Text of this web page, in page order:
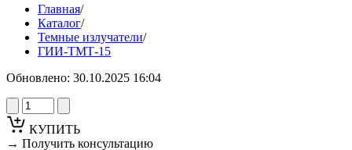
Главная/
Каталог/
Темные излучатели/
ГИИ-ТМТ-15
Обновлено: 30.10.2025 16:04
КУПИТЬ
→ Получить консультацию